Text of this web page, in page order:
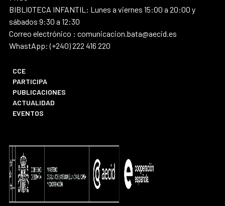
BIBLIOTECA INFANTIL: Lunes a viernes 15:00 a 20:00 y
sábados 9:30 a 12:30
Correo electrónico : comunicacion.bata@aecid.es
WhastApp: (+240) 222 416 220
CCE
PARTICIPA
PUBLICACIONES
ACTUALIDAD
EVENTOS